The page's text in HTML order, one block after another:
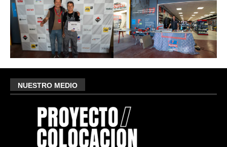
NUESTRO MEDIO